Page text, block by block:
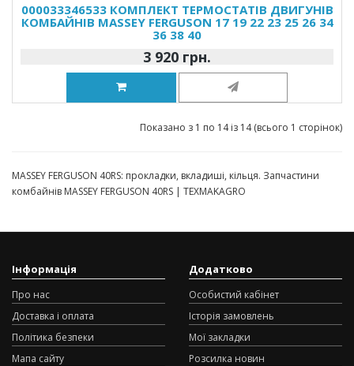
000033346533 КОМПЛЕКТ ТЕРМОСТАТІВ ДВИГУНІВ
КОМБАЙНІВ MASSEY FERGUSON 17 19 22 23 25 26 34
36 38 40
3 920 грн.
Показано з 1 по 14 із 14 (всього 1 сторінок)
MASSEY FERGUSON 40RS: прокладки, вкладиші, кільця. Запчастини
комбайнів MASSEY FERGUSON 40RS | TEXMAKAGRO
Інформація
Про нас
Доставка і оплата
Політика безпеки
Мапа сайту
Додатково
Особистий кабінет
Історія замовлень
Мої закладки
Розсилка новин